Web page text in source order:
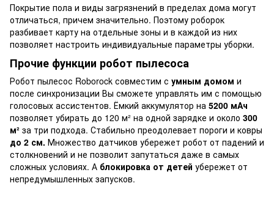
Покрытие пола и виды загрязнений в пределах дома могут
отличаться, причем значительно. Поэтому роборок
разбивает карту на отдельные зоны и в каждой из них
позволяет настроить индивидуальные параметры уборки.
Прочие функции робот пылесоса
Робот пылесос Roborock совместим с умным домом и
после синхронизации Вы сможете управлять им с помощью
голосовых ассистентов. Ёмкий аккумулятор на 5200 мАч
позволяет убирать до 120 м² на одной зарядке и около 300
м² за три подхода. Стабильно преодолевает пороги и ковры
до 2 см. Множество датчиков убережет робот от падений и
столкновений и не позволит запутаться даже в самых
сложных условиях. А блокировка от детей убережет от
непредумышленных запусков.